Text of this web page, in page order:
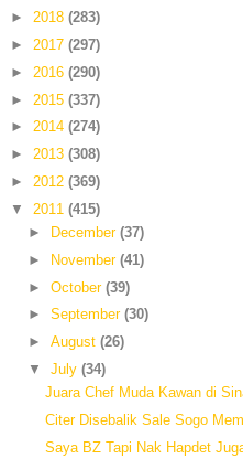
► 2018 (283)
► 2017 (297)
► 2016 (290)
► 2015 (337)
► 2014 (274)
► 2013 (308)
► 2012 (369)
▼ 2011 (415)
►
December (37)
►
November (41)
► October (39)
► September (30)
► August (26)
▼ July (34)
Juara Chef Muda Kawan di
Citer Disebalik Sale Sogo
Saya BZ Tapi Nak Hapdet